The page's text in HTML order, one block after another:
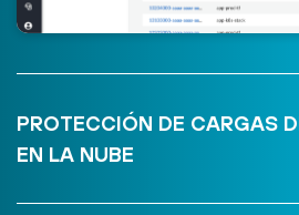
PROTECCIÓN DE CARGAS
EN LA NUBE